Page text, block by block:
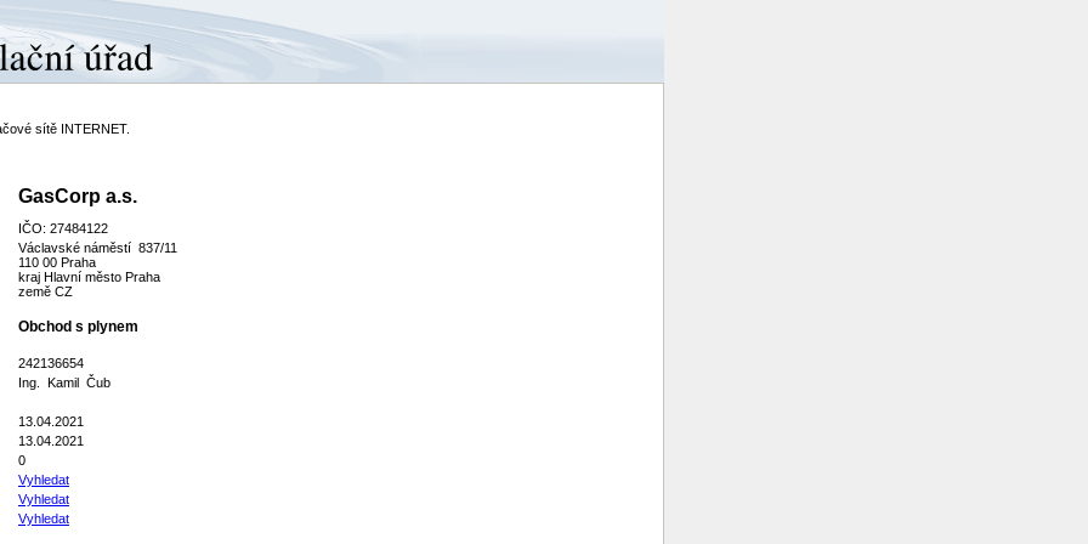
sítě INTERNET.
GasCorp a.s.
IČO: 27484122
Václavské náměstí 837/11
110 00 Praha
kraj Hlavní město Praha
země CZ
Obchod s plynem
242136654
Ing. Kamil Čub
13.04.2021
13.04.2021
0
Vyhledat
Vyhledat
Vyhledat